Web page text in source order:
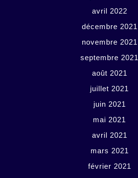
avril 2022
décembre 2021
novembre 2021
septembre 2021
août 2021
juillet 2021
juin 2021
mai 2021
avril 2021
mars 2021
février 2021